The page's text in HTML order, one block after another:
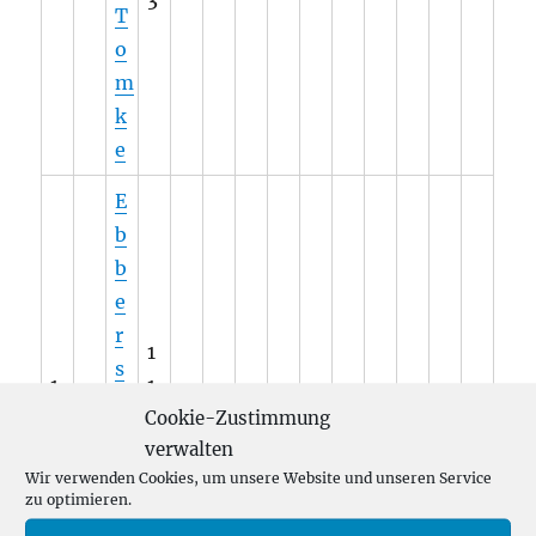
Cookie-Zustimmung
verwalten
Wir verwenden Cookies, um unsere Website und unseren Service
zu optimieren.
T
o
m
k
e
1
E
b
b
e
r
s
il
f
1
1
7
0